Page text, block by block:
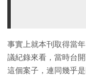
事實上就本刊取得當
議紀錄來看，當時台
這個案子，連同幾乎